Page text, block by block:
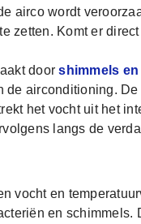
airco wordt
zetten. Komt er
doorshimmels
de airconditioning.
het vocht uit het
langs de
vocht en
en schimmels.